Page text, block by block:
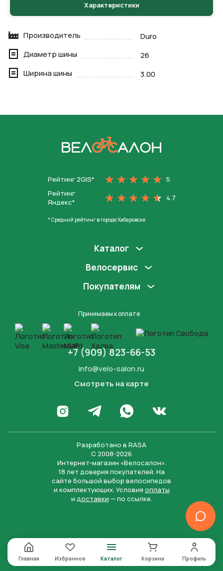
Характеристики
Производитель
Duro
Диаметр шины
26
Ширина шины
3.00
Рейтинг 2GIS*
5
Рейтинг
Яндекс*
4.7
* Средний рейтинг в городе Хабаровске
Каталог
Велосервис
Покупателям
Принимаем к оплате
+7 (909) 823-66-53
info@velo-salon.ru
Смотреть на карте
Перейти в Инстаграм
Написать в Телеграм
Написать в WhatsApp
Перейти во
Разработано в RASA
С 2008-2026
Интернет-магазин «Велосалон».
18 лет доверия покупателей. На
сайте большой выбор велосипедов
и комплектующих. Условия оплаты
и доставки — по ссылке.
Главная Избранное Каталог Корзина Профиль
Нажимая на кнопку “Отправить заявку”, вы даете
согласие на обработку персональных данных и
соглашаетесь с политикой конфиденциальности